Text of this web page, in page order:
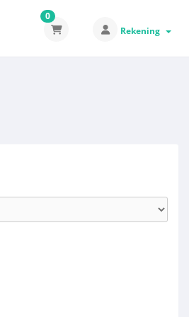
0
Rekening